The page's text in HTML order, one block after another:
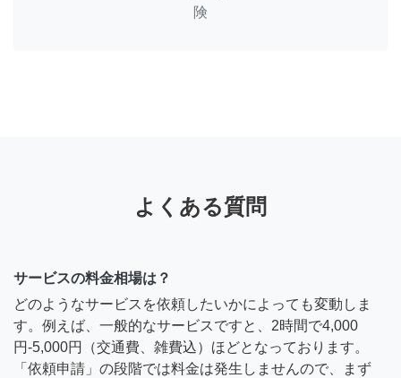
険
よくある質問
サービスの料金相場は？
どのようなサービスを依頼したいかによっても変動しま
す。例えば、一般的なサービスですと、2時間で4,000
円-5,000円（交通費、雑費込）ほどとなっております。
「依頼申請」の段階では料金は発生しませんので、まず